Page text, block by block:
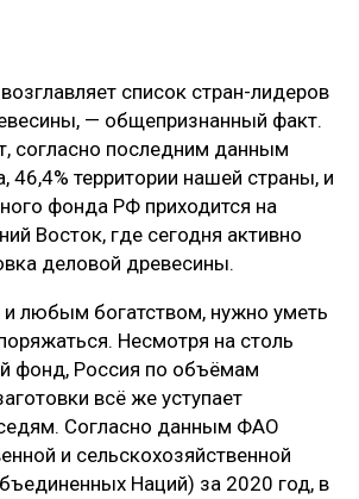
список стран-лидеров
— общепризнанный факт.
согласно последним данным
46,4% территории нашей страны, и
фонда РФ приходится на
Восток, где сегодня активно
деловой древесины.
и любым богатством, нужно уметь
Несмотря на столь
фонд, Россия по объёмам
всё же уступает
Согласно данным ФАО
и сельскохозяйственной
Наций) за 2020 год, в